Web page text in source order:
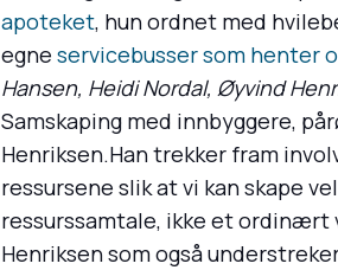
apoteket, hun ordnet med
egne servicebusser som henter
Hansen, Heidi Nordal, Øyvind
Samskaping med innbyggere,
Henriksen.Han trekker fram
ressursene slik at vi kan skape
ressurssamtale, ikke et ordinært
Henriksen som også